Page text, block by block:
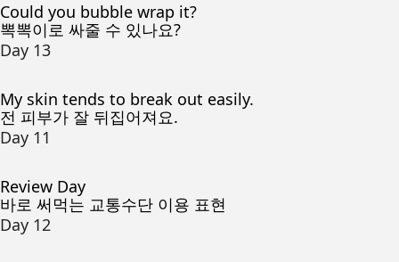
Could you bubble wrap it?
뽁뽁이로 싸줄 수 있나요?
Day 13
My skin tends to break out easily.
전 피부가 잘 뒤집어져요.
Day 11
Review Day
바로 써먹는 교통수단 이용 표현
Day 12